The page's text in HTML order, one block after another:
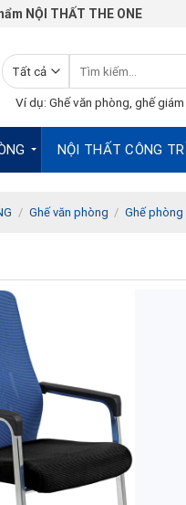
NỘI THẤT THE ONE
kiếm:
Ví dụ: Ghế văn phòng, ghế giám
NỘI THẤT CÔNG
/ Ghế văn phòng / Ghế phòng